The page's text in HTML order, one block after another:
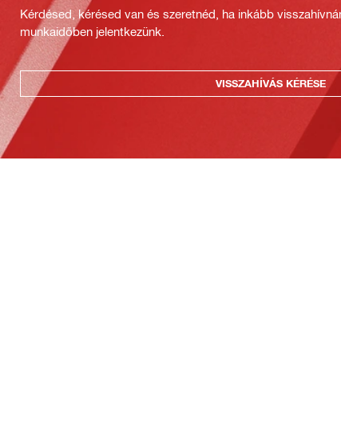
Kérdésed, kérésed van és szeretnéd, ha inkább
munkaidőben jelentkezünk.
VISSZAHÍVÁS KÉRÉSE